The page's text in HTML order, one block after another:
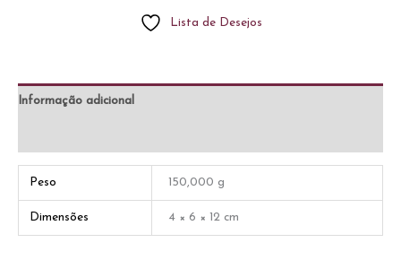
Lista de Desejos
Informação adicional
Peso 150,000 g
Dimensões 4 × 6 × 12 cm